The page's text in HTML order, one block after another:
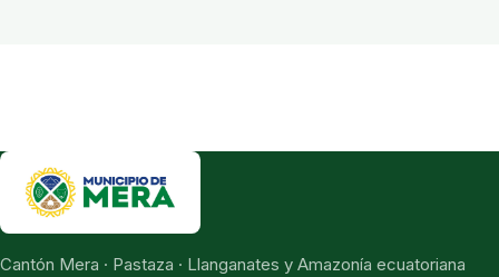
Cantón Mera · Pastaza · Llanganates y Amazonía ecuatoriana